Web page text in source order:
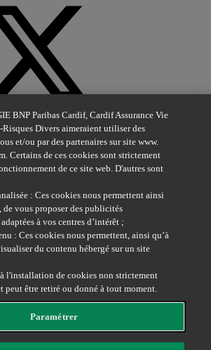
BNP Paribas Cardif, Cardif Assurance Vie
Risques Divers aimeraient utiliser des
et/ou par des partenaires sur site www.
Certains de ces cookies sont strictement
de ce site web. D'autres sont
: Ces cookies nous permettent ainsi
de vous proposer des publicités
à vos centres d’intérêt ;
: Ces cookies nous permettent, ainsi qu’à
du contenu hébergé sur un site
l'installation de cookies non strictement
peut être retiré ou donné à tout moment.
Paramétrer